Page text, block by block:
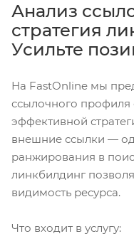
Анализ
стратегия
Усильте
На FastOnline мы
ссылочного профиля
эффективной
внешние ссылки —
ранжирования в
линкбилдинг
видимость ресурса.
Что входит в услугу: